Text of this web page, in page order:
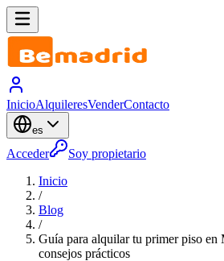
InicioAlquileresVenderContacto
es
Acceder
Soy propietario
Inicio
/
Blog
/
Guía para alquilar tu primer piso en
consejos prácticos